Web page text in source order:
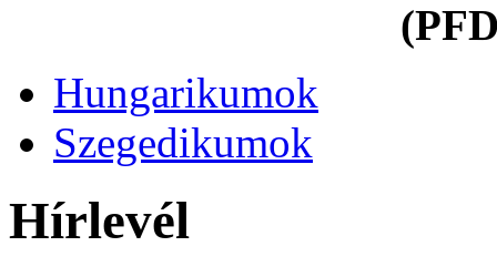
Hungarikumok
Szegedikumok
Hírlevél